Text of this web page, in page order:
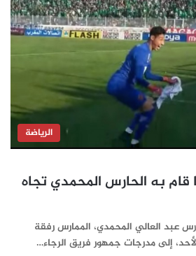
الرياضة
قام به الحارس المحمدي تجاه
عبد العالي المحمدي، الممارس رفقة
إلى مدرجات جمهور فريق الرجاء…